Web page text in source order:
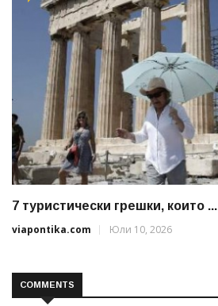
7 туристически грешки, които ...
viapontika.com
Юли 10, 2026
COMMENTS